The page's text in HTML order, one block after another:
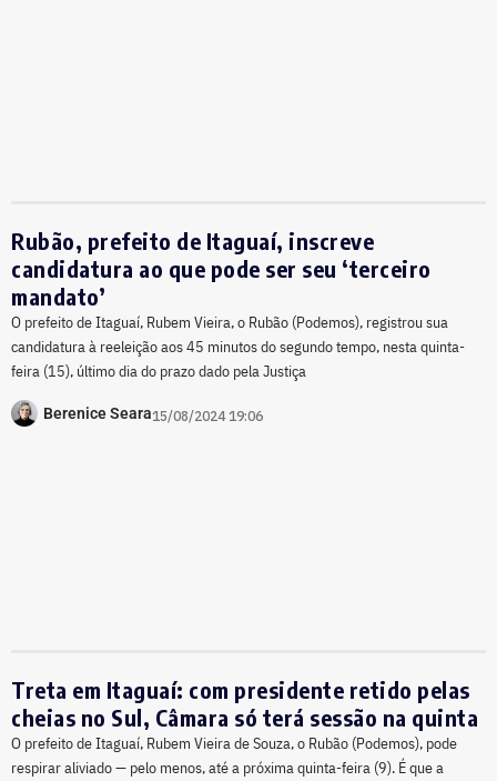
Rubão, prefeito de Itaguaí, inscreve
candidatura ao que pode ser seu ‘terceiro
mandato’
O prefeito de Itaguaí, Rubem Vieira, o Rubão (Podemos), registrou sua
candidatura à reeleição aos 45 minutos do segundo tempo, nesta quinta-
feira (15), último dia do prazo dado pela Justiça
Berenice Seara15/08/2024 19:06
Treta em Itaguaí: com presidente retido pelas
cheias no Sul, Câmara só terá sessão na quinta
O prefeito de Itaguaí, Rubem Vieira de Souza, o Rubão (Podemos), pode
respirar aliviado — pelo menos, até a próxima quinta-feira (9). É que a